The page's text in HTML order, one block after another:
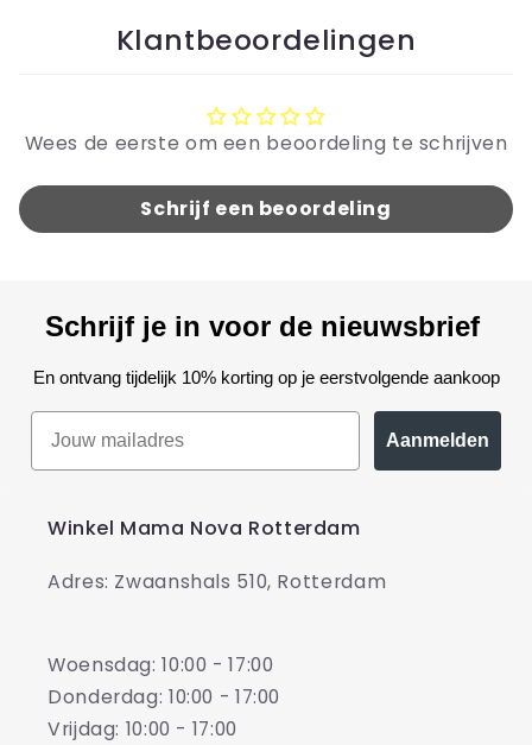
Klantbeoordelingen
Wees de eerste om een beoordeling te schrijven
Schrijf een beoordeling
Schrijf je in voor de nieuwsbrief
En ontvang tijdelijk 10% korting op je eerstvolgende aankoop
Aanmelden
Winkel Mama Nova Rotterdam
Adres: Zwaanshals 510, Rotterdam
Woensdag: 10:00 - 17:00
Donderdag: 10:00 - 17:00
Vrijdag: 10:00 - 17:00